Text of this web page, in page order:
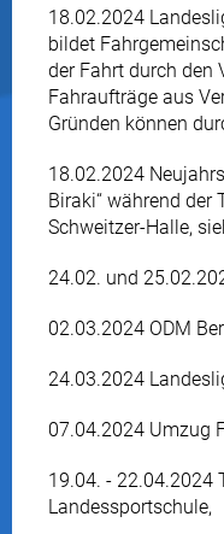
18.02.2024
bildet
der Fahrt durch den
Fahraufträge aus
Gründen können
18.02.2024
Biraki“ während der
Schweitzer-Halle,
24.02. und
02.03.2024 ODM
24.03.2024
07.04.2024 Umzug
19.04. - 22.04.2024
Landessportschule,